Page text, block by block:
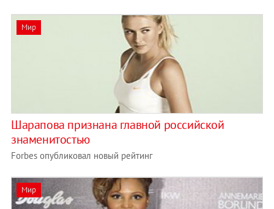
Мир
Шарапова признана главной российской
знаменитостью
Forbes опубликовал новый рейтинг
Мир